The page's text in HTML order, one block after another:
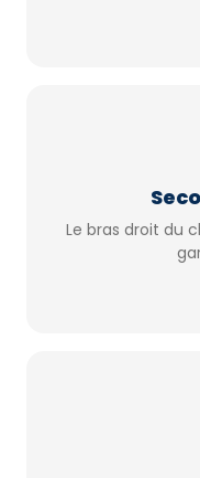
Le bras droit du